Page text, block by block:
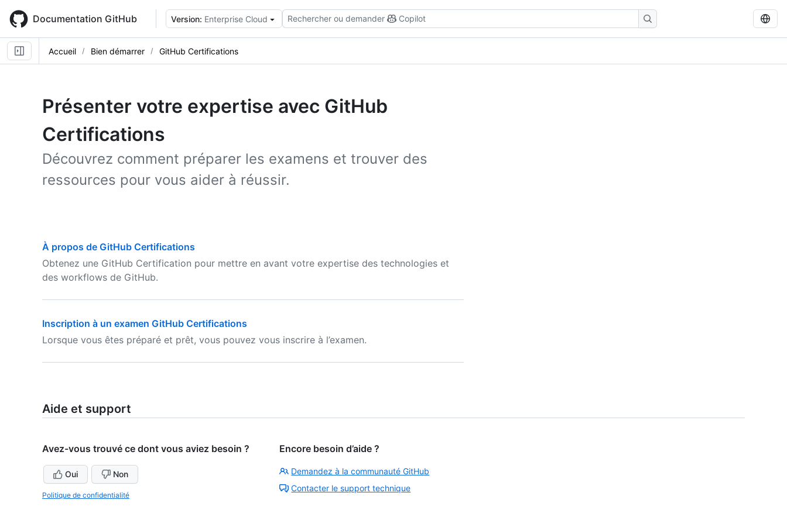
main
content
Documentation GitHub Version: Enterprise Cloud Rechercher ou demander Copilot
Accueil Bien démarrer GitHub Certifications
Présenter votre expertise avec GitHub
Certifications
Découvrez comment préparer les examens et trouver des
ressources pour vous aider à réussir.
À propos de GitHub Certifications
Obtenez une GitHub Certification pour mettre en avant votre expertise des technologies et
des workflows de GitHub.
Inscription à un examen GitHub Certifications
Lorsque vous êtes préparé et prêt, vous pouvez vous inscrire à l’examen.
Aide et support
Avez-vous trouvé ce dont vous aviez besoin ?
Oui Non
Politique de confidentialité
Encore besoin d’aide ?
Demandez à la communauté GitHub
Contacter le support technique